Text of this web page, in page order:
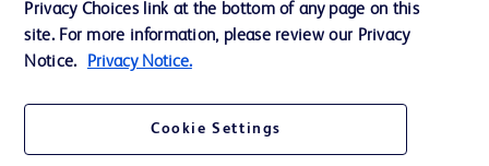
Préférences en matière de cookies
Confidentialité
Accessibilité du site Web
Privacy Choices link at the bottom of any page on this
site. For more information, please review our Privacy
Notice.
Privacy Notice.
Cookie Settings